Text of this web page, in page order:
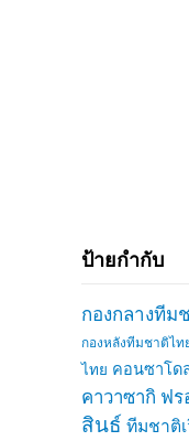
ป้ายกำกับ
กองกลางทีม
กองหลังทีมชาติไท
ไทย คอนซาโด
คาวาซากิ ฟร
สินธ์ ทีมชาติ